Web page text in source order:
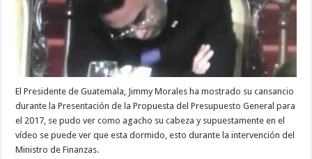
El Presidente de Guatemala, Jimmy Morales ha mostrado su cansancio
durante la Presentación de la Propuesta del Presupuesto General para
el 2017, se pudo ver como agacho su cabeza y supuestamente en el
vídeo se puede ver que esta dormido, esto durante la intervención del
Ministro de Finanzas.